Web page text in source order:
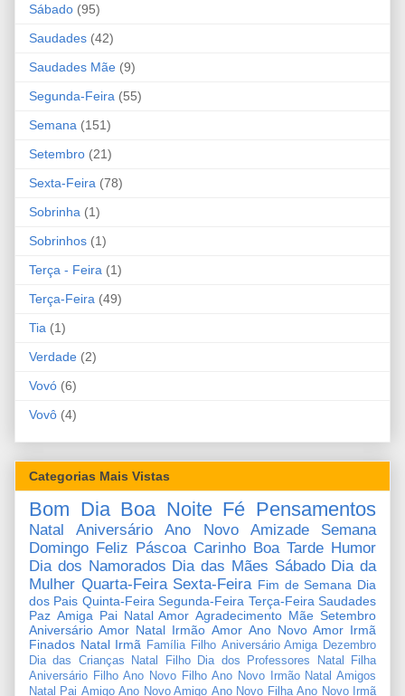
Sábado (95)
Saudades (42)
Saudades Mãe (9)
Segunda-Feira (55)
Semana (151)
Setembro (21)
Sexta-Feira (78)
Sobrinha (1)
Sobrinhos (1)
Terça - Feira (1)
Terça-Feira (49)
Tia (1)
Verdade (2)
Vovó (6)
Vovô (4)
Categorias Mais Vistas
Bom Dia Boa Noite Fé Pensamentos
Natal Aniversário Ano Novo Amizade
Semana
Domingo Feliz Páscoa Carinho Boa Tarde Humor
Dia dos Namorados Dia das Mães Sábado Dia da
Mulher Quarta-Feira Sexta-Feira Fim de Semana Dia
dos Pais Quinta-Feira Segunda-Feira Terça-Feira Saudades
Paz Amiga Pai Natal Amor Agradecimento Mãe Setembro
Aniversário Amor Natal Irmão Amor Ano Novo Amor Irmã
Finados Natal Irmã Família Filho Aniversário Amiga Dezembro
Dia das Crianças
Natal Filho Dia dos Professores
Natal Filha
Aniversário Filho Ano Novo Filho Ano Novo Irmão Natal Amigos
Natal Pai Amigo Ano Novo Amigo Ano Novo Filha Ano Novo Irmã